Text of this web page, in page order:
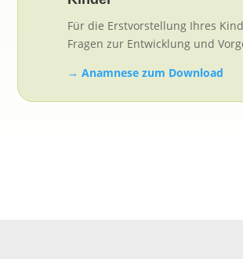
Für die Erstvorstellung Ihres
Fragen zur Entwicklung und
→ Anamnese zum Download